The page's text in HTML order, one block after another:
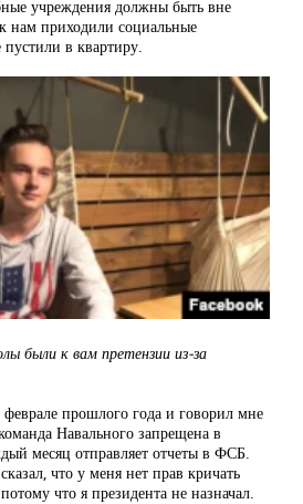
учреждения должны быть вне
нам приходили социальные
в квартиру.
были к вам претензии из-за
прошлого года и говорил мне
Навального запрещена в
месяц отправляет отчеты в ФСБ.
что у меня нет прав кричать
что я президента не назначал.